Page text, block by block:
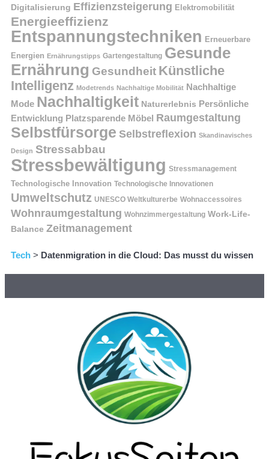
Digitalisierung Effizienzsteigerung Elektromobilität
Energieeffizienz
Entspannungstechniken Erneuerbare
Energien Ernährungstipps Gartengestaltung Gesunde
Ernährung Gesundheit Künstliche
Intelligenz Modetrends Nachhaltige Mobilität Nachhaltige
Mode Nachhaltigkeit Naturerlebnis Persönliche
Entwicklung Platzsparende Möbel Raumgestaltung
Selbstfürsorge Selbstreflexion Skandinavisches
Design Stressabbau
Stressbewältigung Stressmanagement
Technologische Innovation Technologische Innovationen
Umweltschutz UNESCO Weltkulturerbe Wohnaccessoires
Wohnraumgestaltung Wohnzimmergestaltung Work-Life-
Balance Zeitmanagement
Tech > Datenmigration in die Cloud: Das musst du wissen